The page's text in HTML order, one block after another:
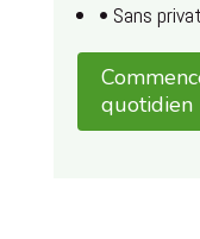
• Sans
quotidien